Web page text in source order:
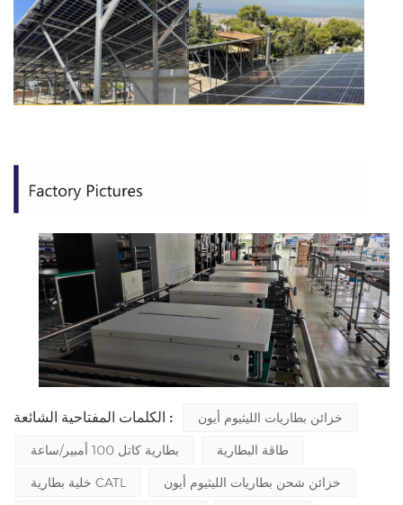
الكلمات المفتاحية الشائعة :
خزائن بطاريات الليثيوم أيون
بطارية كاتل 100 أمبير/ساعة
طاقة البطارية
خلية بطارية CATL
خزائن شحن بطاريات الليثيوم أيون